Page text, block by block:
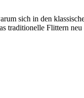
sich in den
traditionelle Flittern